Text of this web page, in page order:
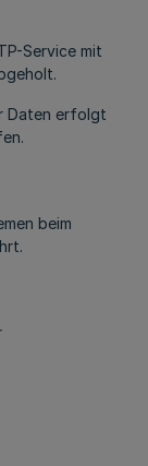
Service mit
erfolgt
beim